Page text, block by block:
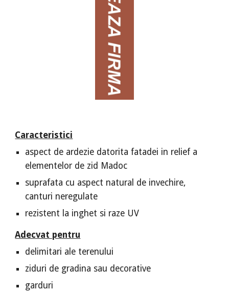
Caracteristici
aspect de ardezie datorita fatadei in relief a
elementelor de zid Madoc
suprafata cu aspect natural de invechire,
canturi neregulate
rezistent la inghet si raze UV
Adecvat pentru
delimitari ale terenului
ziduri de gradina sau decorative
garduri